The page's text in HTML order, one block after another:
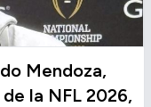
Mendoza,
la NFL 2026,